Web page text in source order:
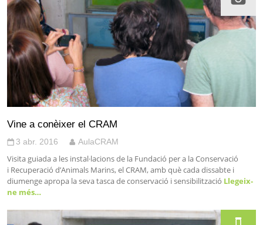
Vine a conèixer el CRAM
3 abr. 2016 AulaCRAM
Visita guiada a les instal·lacions de la Fundació per a la Conservació
i Recuperació d’Animals Marins, el CRAM, amb què cada dissabte i
diumenge apropa la seva tasca de conservació i sensibilització Llegeix-
ne més…